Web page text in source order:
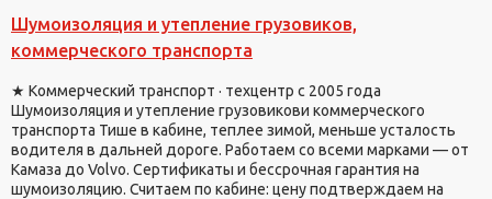
Шумоизоляция и утепление грузовиков,
коммерческого транспорта
★ Коммерческий транспорт · техцентр с 2005 года
Шумоизоляция и утепление грузовикови коммерческого
транспорта Тише в кабине, теплее зимой, меньше усталость
водителя в дальней дороге. Работаем со всеми марками — от
Камаза до Volvo. Сертификаты и бессрочная гарантия на
шумоизоляцию. Считаем по кабине: цену подтверждаем на